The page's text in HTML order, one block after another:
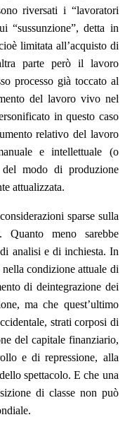
riversati i “lavoratori
“sussunzione”, detta in
limitata all’acquisto di
parte però il lavoro
processo già toccato al
del lavoro vivo nel
in questo caso
relativo del lavoro
e intellettuale (o
modo di produzione
attualizzata.
sparse sulla
meno sarebbe
analisi e di inchiesta. In
condizione attuale di
di deintegrazione dei
ma che quest’ultimo
strati corposi di
del capitale finanziario,
e di repressione, alla
spettacolo. E che una
di classe non può